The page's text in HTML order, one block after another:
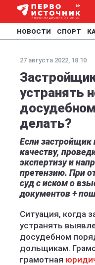
НОВОСТИ СПОРТ
27 августа 2022, 18:10
устранять
делать?
Если застройщик
качеству,
экспертизу и
претензию. При
суд с иском о
документов +
Ситуация, когда
устранять
досудебном
дольщикам.
грамотная